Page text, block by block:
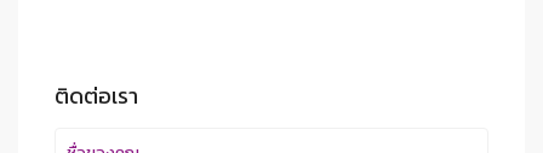
ติดต่อเรา